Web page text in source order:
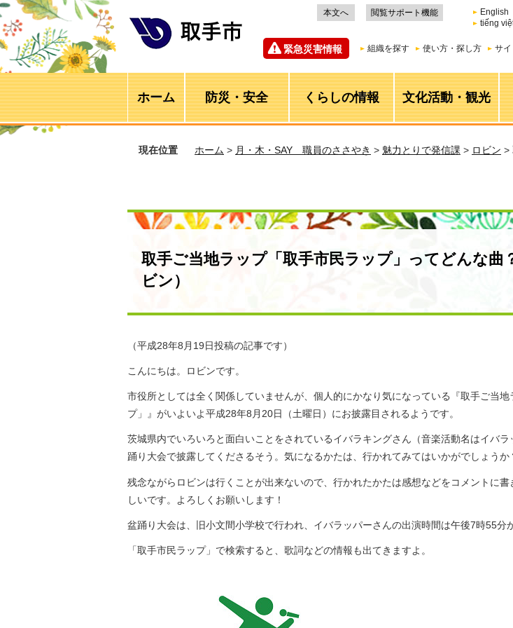
本文へ 閲覧サポート機能 English
tiếng
緊急災害情報 組織を探す 使い方・探し方 サ
ホーム 防災・安全 くらしの情報 文化活動・観光
現在位置 ホーム > 月・木・SAY 職員のささやき > 魅力とりで発信課 > ロビン >
取手ご当地ラップ「取手市民ラップ」ってどんな曲
ビン）
（平成28年8月19日投稿の記事です）
こんにちは。ロビンです。
市役所としては全く関係していませんが、個人的にかなり気になっている『取手ご当地
プ」』がいよいよ平成28年8月20日（土曜日）にお披露目されるようです。
茨城県内でいろいろと面白いことをされているイバラキングさん（音楽活動名はイバ
踊り大会で披露してくださるそう。気になるかたは、行かれてみてはいかがでしょうか
残念ながらロビンは行くことが出来ないので、行かれたかたは感想などをコメントに
しいです。よろしくお願いします！
盆踊り大会は、旧小文間小学校で行われ、イバラッパーさんの出演時間は午後7時55分
「取手市民ラップ」で検索すると、歌詞などの情報も出てきますよ。